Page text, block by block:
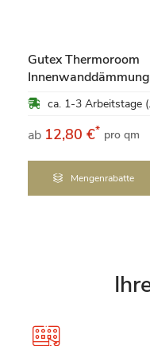
Gutex Thermoroom
Innenwanddämmung
ca.
ab 12,80 €* pro qm
Mengenrabatte